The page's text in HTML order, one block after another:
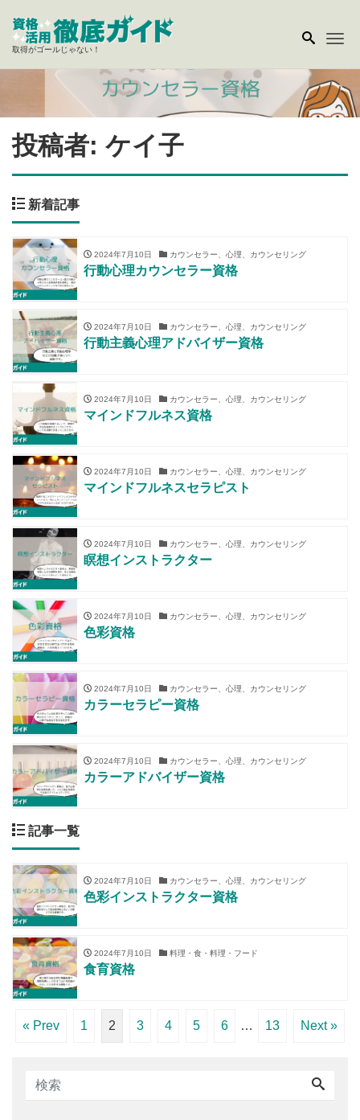
取得がゴールじゃない！
投稿者: ケイ子
新着記事
2024年7月10日 カウンセラー、心理、カウンセリング
行動心理カウンセラー資格
2024年7月10日 カウンセラー、心理、カウンセリング
行動主義心理アドバイザー資格
2024年7月10日 カウンセラー、心理、カウンセリング
マインドフルネス資格
2024年7月10日 カウンセラー、心理、カウンセリング
マインドフルネスセラピスト
2024年7月10日 カウンセラー、心理、カウンセリング
瞑想インストラクター
2024年7月10日 カウンセラー、心理、カウンセリング
色彩資格
2024年7月10日 カウンセラー、心理、カウンセリング
カラーセラピー資格
2024年7月10日 カウンセラー、心理、カウンセリング
カラーアドバイザー資格
記事一覧
2024年7月10日 カウンセラー、心理、カウンセリング
色彩インストラクター資格
2024年7月10日 料理・食・料理・フード
食育資格
« Prev 1 2 3 4 5 6 … 13 Next »